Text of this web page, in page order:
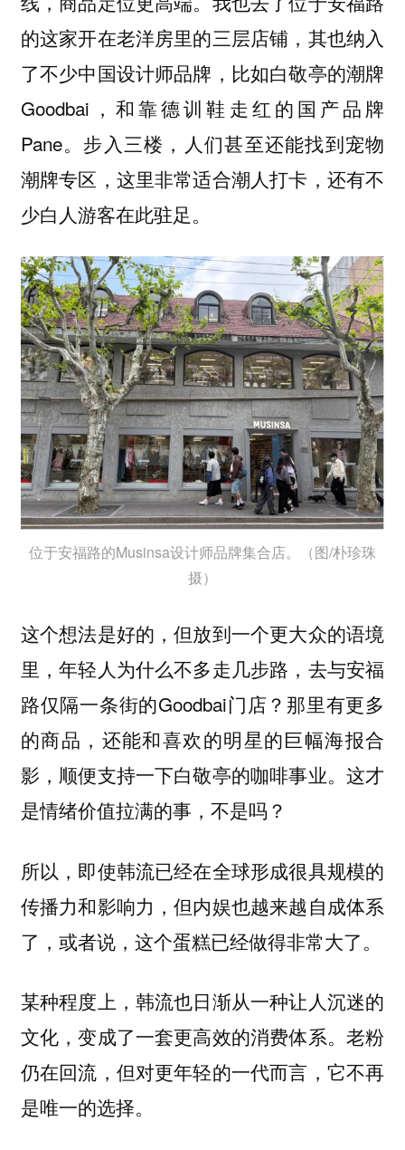
的这家开在老洋房里的三层店铺，其也纳入
了不少中国设计师品牌，比如白敬亭的潮牌
Goodbai，和靠德训鞋走红的国产品牌
Pane。步入三楼，人们甚至还能找到宠物
潮牌专区，这里非常适合潮人打卡，还有不
少白人游客在此驻足。
位于安福路的Musinsa设计师品牌集合店。（图/朴珍珠
摄）
这个想法是好的，但放到一个更大众的语境
里，年轻人为什么不多走几步路，去与安福
路仅隔一条街的Goodbai门店？那里有更多
的商品，还能和喜欢的明星的巨幅海报合
影，顺便支持一下白敬亭的咖啡事业。 这才
是情绪价值拉满的事，不是吗？
所以，即使韩流已经在全球形成很具规模的
传播力和影响力，但内娱也越来越自成体系
了，或者说，这个蛋糕已经做得非常大了。
某种程度上，韩流也日渐从一种让人沉迷的
文化，变成了一套更高效的消费体系。 老粉
仍在回流，但对更年轻的一代而言，它不再
是唯一的选择。